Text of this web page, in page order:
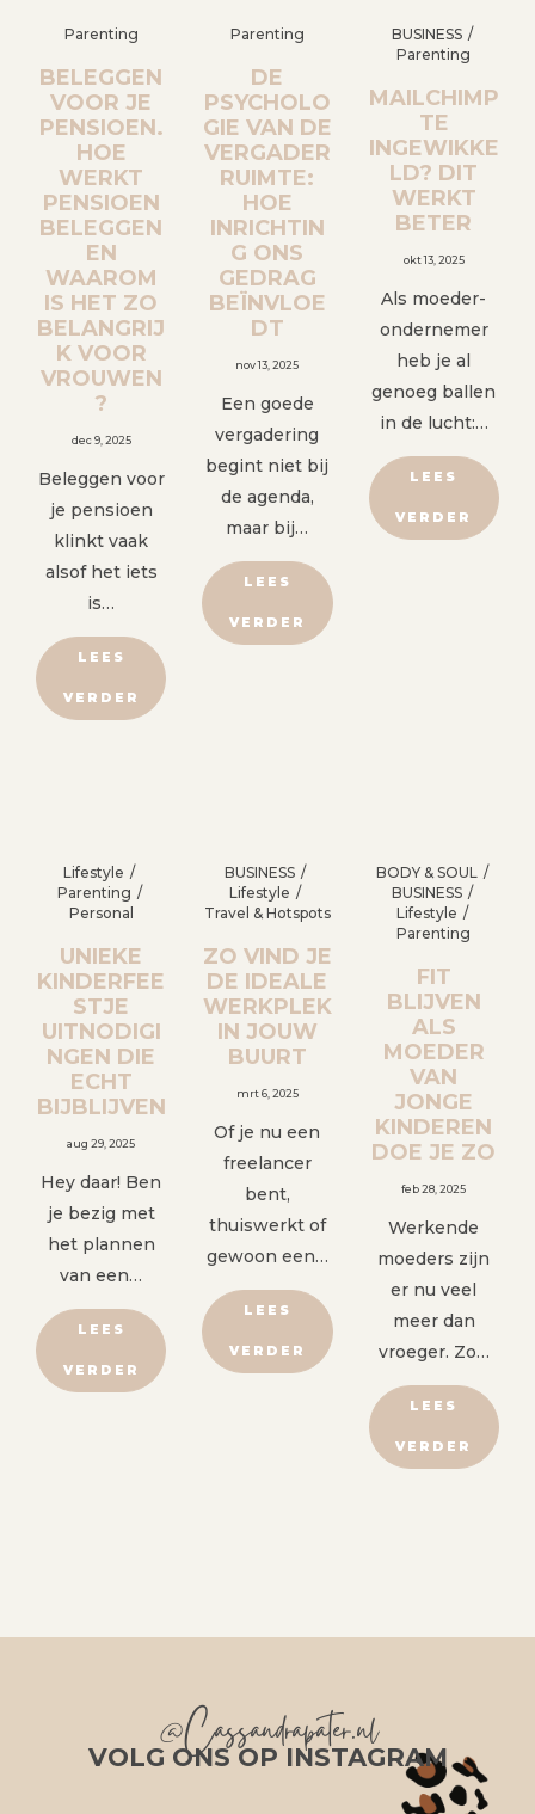
Parenting
BELEGGEN
VOOR JE
PENSIOEN.
HOE
WERKT
PENSIOEN
BELEGGEN
EN
WAAROM
IS HET ZO
BELANGRIJ
K VOOR
VROUWEN
?
dec 9, 2025
Beleggen voor
je pensioen
klinkt vaak
alsof het iets
is…
LEES
VERDER
Parenting
DE
PSYCHOLO
GIE VAN DE
VERGADER
RUIMTE:
HOE
INRICHTIN
G ONS
GEDRAG
BEÏNVLOE
DT
nov 13, 2025
Een goede
vergadering
begint niet bij
de agenda,
maar bij…
LEES
VERDER
BUSINESS
Parenting
MAILCHIMP
TE
INGEWIKKE
LD? DIT
WERKT
BETER
okt 13, 2025
Als moeder-
ondernemer
heb je al
genoeg ballen
in de lucht:…
LEES
VERDER
Lifestyle
Parenting
Personal
UNIEKE
KINDERFEE
STJE
UITNODIGI
NGEN DIE
ECHT
BIJBLIJVEN
aug 29, 2025
Hey daar! Ben
je bezig met
het plannen
van een…
LEES
VERDER
BUSINESS
Lifestyle
Travel & Hotspots
ZO VIND JE
DE IDEALE
WERKPLEK
IN JOUW
BUURT
mrt 6, 2025
Of je nu een
freelancer
bent,
thuiswerkt of
gewoon een…
LEES
VERDER
BODY & SOUL
BUSINESS
Lifestyle
Parenting
FIT
BLIJVEN
ALS
MOEDER
VAN
JONGE
KINDEREN
DOE JE ZO
feb 28, 2025
Werkende
moeders zijn
er nu veel
meer dan
vroeger. Zo…
LEES
VERDER
@Cassandrapater.nl
VOLG ONS OP INSTAGRAM